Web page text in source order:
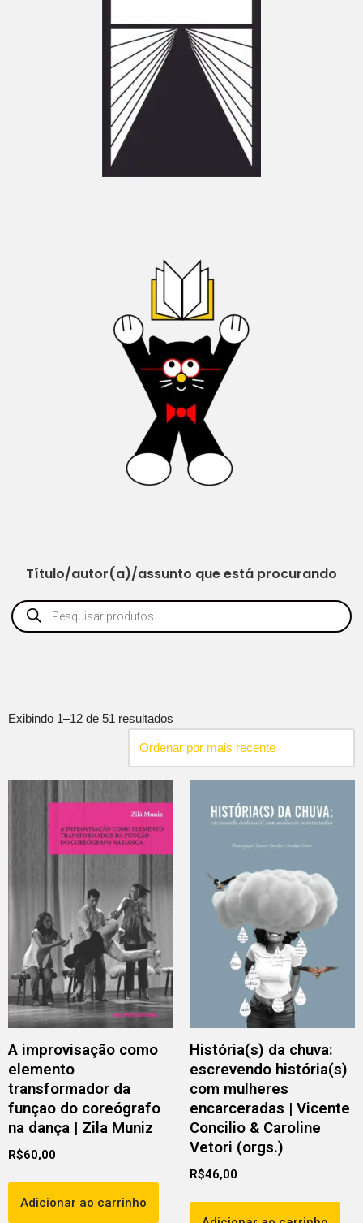
Título/autor(a)/assunto que está procurando
Exibindo 1–12 de 51 resultados
A improvisação como
elemento
transformador da
funçao do coreógrafo
na dança | Zila Muniz
R$60,00
Adicionar ao carrinho
História(s) da chuva:
escrevendo história(s)
com mulheres
encarceradas | Vicente
Concilio & Caroline
Vetori (orgs.)
R$46,00